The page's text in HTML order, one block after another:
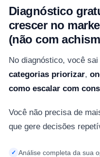
Diagnóstico
crescer no
(não com
No diagnóstico, você
categorias priorizar,
como escalar com
Você não precisa de
que gere decisões
✓ Análise completa da sua